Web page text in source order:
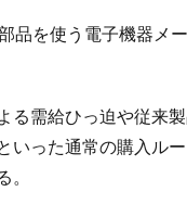
を使う電子機器メ
る需給ひっ迫や従来
いった通常の購入ル